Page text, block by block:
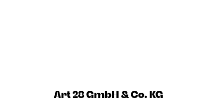
Art 28 GmbH & Co. KG